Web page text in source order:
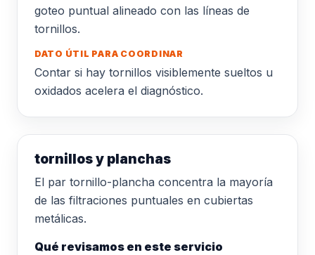
goteo puntual alineado con las líneas de
tornillos.
DATO ÚTIL PARA COORDINAR
Contar si hay tornillos visiblemente sueltos u
oxidados acelera el diagnóstico.
tornillos y planchas
El par tornillo-plancha concentra la mayoría
de las filtraciones puntuales en cubiertas
metálicas.
Qué revisamos en este servicio